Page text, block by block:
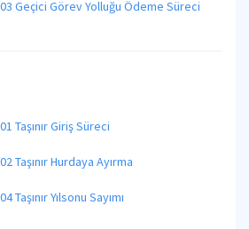
Geçici Görev Yolluğu Ödeme Süreci
Taşınır Giriş Süreci
Taşınır Hurdaya Ayırma
Taşınır Yılsonu Sayımı